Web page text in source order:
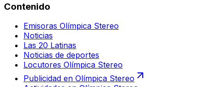
Contenido
Emisoras Olímpica Stereo
Noticias
Las 20 Latinas
Noticias de deportes
Locutores Olímpica Stereo
Publicidad en Olímpica Stereo